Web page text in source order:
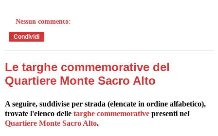
Nessun commento:
Condividi
Le targhe commemorative del
Quartiere Monte Sacro Alto
A seguire, suddivise per strada (elencate in ordine alfabetico),
trovate l'elenco delle targhe commemorative presenti nel
Quartiere Monte Sacro Alto.